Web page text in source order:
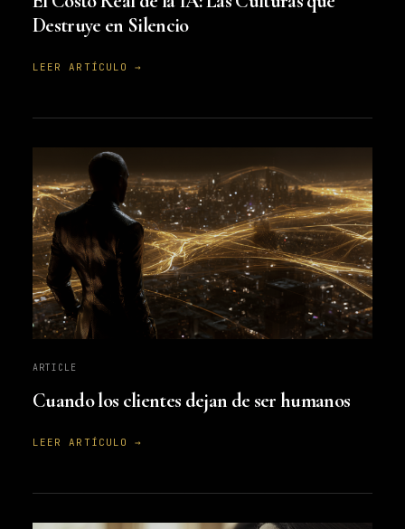
Destruye en Silencio
LEER ARTÍCULO →
ARTICLE
Cuando los clientes dejan de ser humanos
LEER ARTÍCULO →